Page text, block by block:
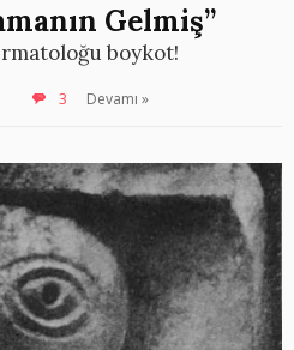
Gelmiş”
boykot!
3 Devamı »